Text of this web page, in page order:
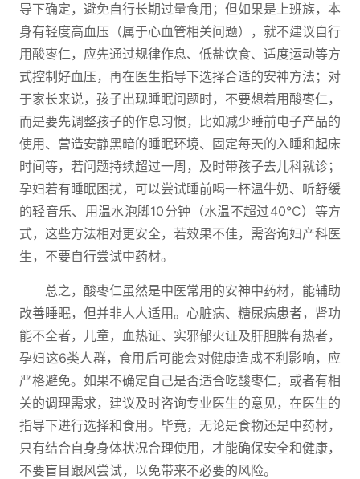
导下确定，避免自行长期过量食用；但如果是上班族，本
身有轻度高血压（属于心血管相关问题），就不建议自行
用酸枣仁，应先通过规律作息、低盐饮食、适度运动等方
式控制好血压，再在医生指导下选择合适的安神方法；对
于家长来说，孩子出现睡眠问题时，不要想着用酸枣仁，
而是要先调整孩子的作息习惯，比如减少睡前电子产品的
使用、营造安静黑暗的睡眠环境、固定每天的入睡和起床
时间等，若问题持续超过一周，及时带孩子去儿科就诊；
孕妇若有睡眠困扰，可以尝试睡前喝一杯温牛奶、听舒缓
的轻音乐、用温水泡脚10分钟（水温不超过40℃）等方
式，这些方法相对更安全，若效果不佳，需咨询妇产科医
生，不要自行尝试中药材。
总之，酸枣仁虽然是中医常用的安神中药材，能辅助
改善睡眠，但并非人人适用。心脏病、糖尿病患者，肾功
能不全者，儿童，血热证、实邪郁火证及肝胆脾有热者，
孕妇这6类人群，食用后可能会对健康造成不利影响，应
严格避免。如果不确定自己是否适合吃酸枣仁，或者有相
关的调理需求，建议及时咨询专业医生的意见，在医生的
指导下进行选择和食用。毕竟，无论是食物还是中药材，
只有结合自身身体状况合理使用，才能确保安全和健康，
不要盲目跟风尝试，以免带来不必要的风险。